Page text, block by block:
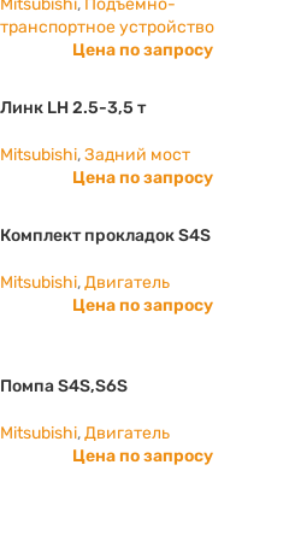
Mitsubishi, Подъемно-
транспортное устройство
Цена по запросу
Линк LH 2.5-3,5 т
Mitsubishi,Задний мост
Цена по запросу
Комплект прокладок S4S
Mitsubishi,Двигатель
Цена по запросу
Помпа S4S,S6S
Mitsubishi,Двигатель
Цена по запросу